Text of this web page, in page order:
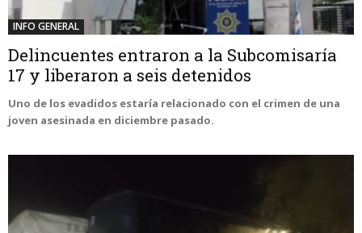
INFO GENERAL
Delincuentes entraron a la Subcomisaría
17 y liberaron a seis detenidos
Uno de los evadidos estaría relacionado con el crimen de una
joven asesinada en diciembre pasado.